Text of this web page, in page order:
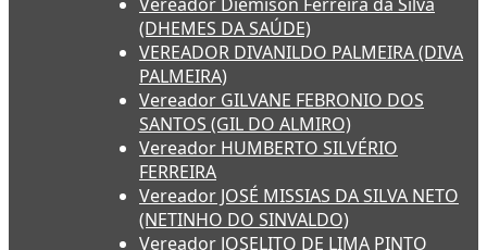
(DHEMES DA SAÚDE)
VEREADOR DIVANILDO PALMEIRA (DIVA
PALMEIRA)
Vereador GILVANE FEBRONIO DOS
SANTOS (GIL DO ALMIRO)
Vereador HUMBERTO SILVÉRIO
FERREIRA
Vereador JOSÉ MISSIAS DA SILVA NETO
(NETINHO DO SINVALDO)
Vereador JOSELITO DE LIMA PINTO